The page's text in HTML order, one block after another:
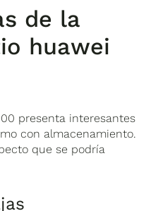
de la
huawei
presenta interesantes
con almacenamiento.
que se podría